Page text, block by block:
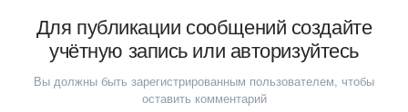
Для публикации сообщений создайте
учётную запись или авторизуйтесь
Вы должны быть зарегистрированным пользователем, чтобы
оставить комментарий